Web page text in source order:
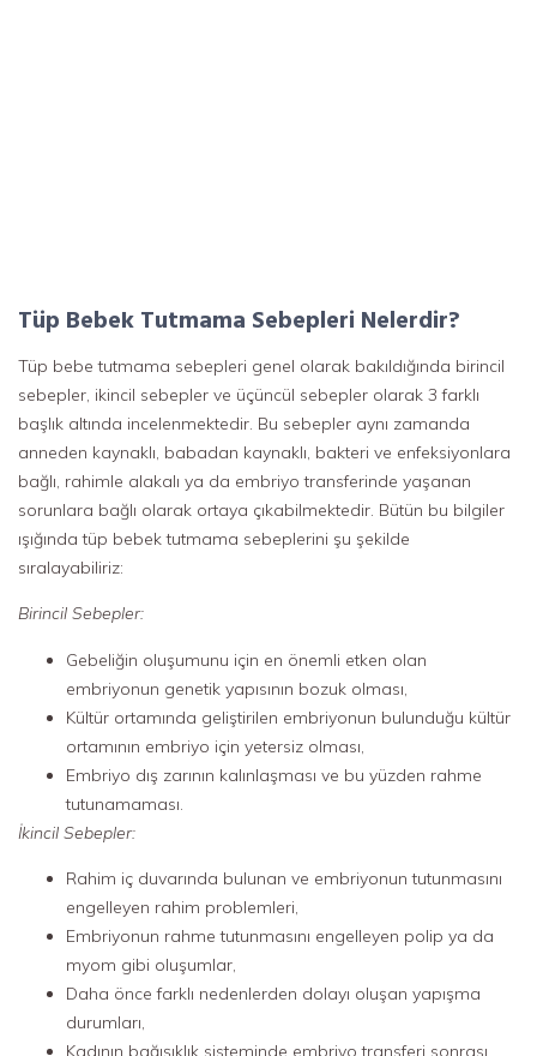
Tüp Bebek Tutmama Sebepleri Nelerdir?
Tüp bebe tutmama sebepleri genel olarak bakıldığında birincil
sebepler, ikincil sebepler ve üçüncül sebepler olarak 3 farklı
başlık altında incelenmektedir. Bu sebepler aynı zamanda
anneden kaynaklı, babadan kaynaklı, bakteri ve enfeksiyonlara
bağlı, rahimle alakalı ya da embriyo transferinde yaşanan
sorunlara bağlı olarak ortaya çıkabilmektedir. Bütün bu bilgiler
ışığında tüp bebek tutmama sebeplerini şu şekilde
sıralayabiliriz:
Birincil Sebepler:
Gebeliğin oluşumunu için en önemli etken olan
embriyonun genetik yapısının bozuk olması,
Kültür ortamında geliştirilen embriyonun bulunduğu kültür
ortamının embriyo için yetersiz olması,
Embriyo dış zarının kalınlaşması ve bu yüzden rahme
tutunamaması.
İkincil Sebepler:
Rahim iç duvarında bulunan ve embriyonun tutunmasını
engelleyen rahim problemleri,
Embriyonun rahme tutunmasını engelleyen polip ya da
myom gibi oluşumlar,
Daha önce farklı nedenlerden dolayı oluşan yapışma
durumları,
Kadının bağışıklık sisteminde embriyo transferi sonrası